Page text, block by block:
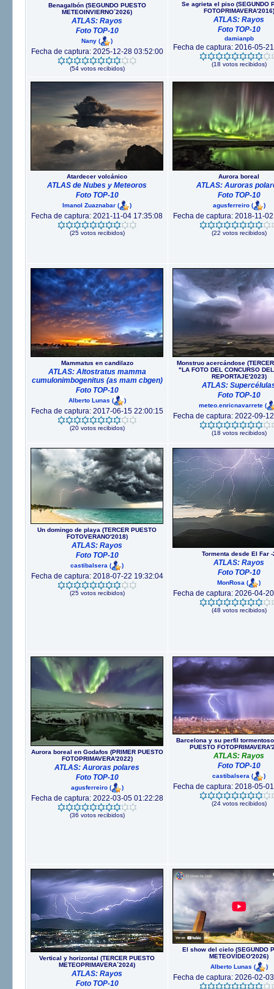
Benagalbón (SEGUNDO PUESTO
METEOINVIERNO´2026)
ATLAS: Rayos
Foto TOP-10
Nany ( )
Fecha de captura: 2025-12-28 03:52:00
(54 votos recibidos)
Se agrieta el piso (SEGUNDO
FOTOPRIMAVERA'2016)
ATLAS: Rayos
Foto TOP-10
damianpb
Fecha de captura: 2016-05-
(18 votos recibidos)
Atardecer volcánico
ATLAS de Nubes y Meteoros
Foto TOP-10
Imanol Zuaznabar ( )
Fecha de captura: 2021-11-04 17:35:08
(25 votos recibidos)
Aurora boreal
ATLAS: Auroras
Foto TOP-10
agusferreiro( )
Fecha de captura: 2018-11-
(22 votos recibidos)
Mammatus en candilazo
ATLAS: Altostratus mamma
cumulonimbogenitus (as mam cbgen)
Foto TOP-10
Alberto Lunas ( )
Fecha de captura: 2017-06-15 22:00:15
(20 votos recibidos)
Monstruo acercándose
"LA FOTO DEL CONCURSO
REPORTAJE'2023)
ATLAS:
Foto TOP-10
meteo.enricnavarrete (
Fecha de captura: 2022-09-
(18 votos recibidos)
Un domingo de playa (TERCER PUESTO
FOTOVERANO'2018)
ATLAS: Rayos
Foto TOP-10
castibalsera ( )
Fecha de captura: 2018-07-22 19:32:04
(25 votos recibidos)
Tormenta desde El Far -
ATLAS: Rayos
Foto TOP-10
MonRosa ( )
Fecha de captura: 2026-04-
(48 votos recibidos)
Aurora boreal en Godafos (PRIMER PUESTO
FOTOPRIMAVERA'2022)
ATLAS: Auroras polares
Foto TOP-10
agusferreiro( )
Fecha de captura: 2022-03-05 01:22:28
(36 votos recibidos)
Barcelona y su perfil tormentoso
PUESTO
ATLAS: Rayos
Foto TOP-10
castibalsera ( )
Fecha de captura: 2018-05-
(24 votos recibidos)
Vertical y horizontal (TERCER PUESTO
METEOPRIMAVERA´2024)
ATLAS: Rayos
Foto TOP-10
El show del cielo (SEGUNDO
METEOVÍDEO'2026)
Alberto Lunas ( )
Fecha de captura: 2026-02-